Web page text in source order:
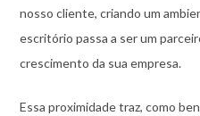
nosso cliente, criando um
escritório passa a ser um
crescimento da sua empresa.
Essa proximidade traz, como